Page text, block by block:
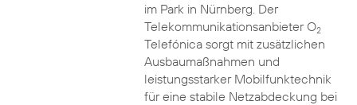
im Park in Nürnberg. Der
Telekommunikationsanbieter O2
Telefónica sorgt mit zusätzlichen
Ausbaumaßnahmen und
leistungsstarker Mobilfunktechnik
für eine stabile Netzabdeckung bei